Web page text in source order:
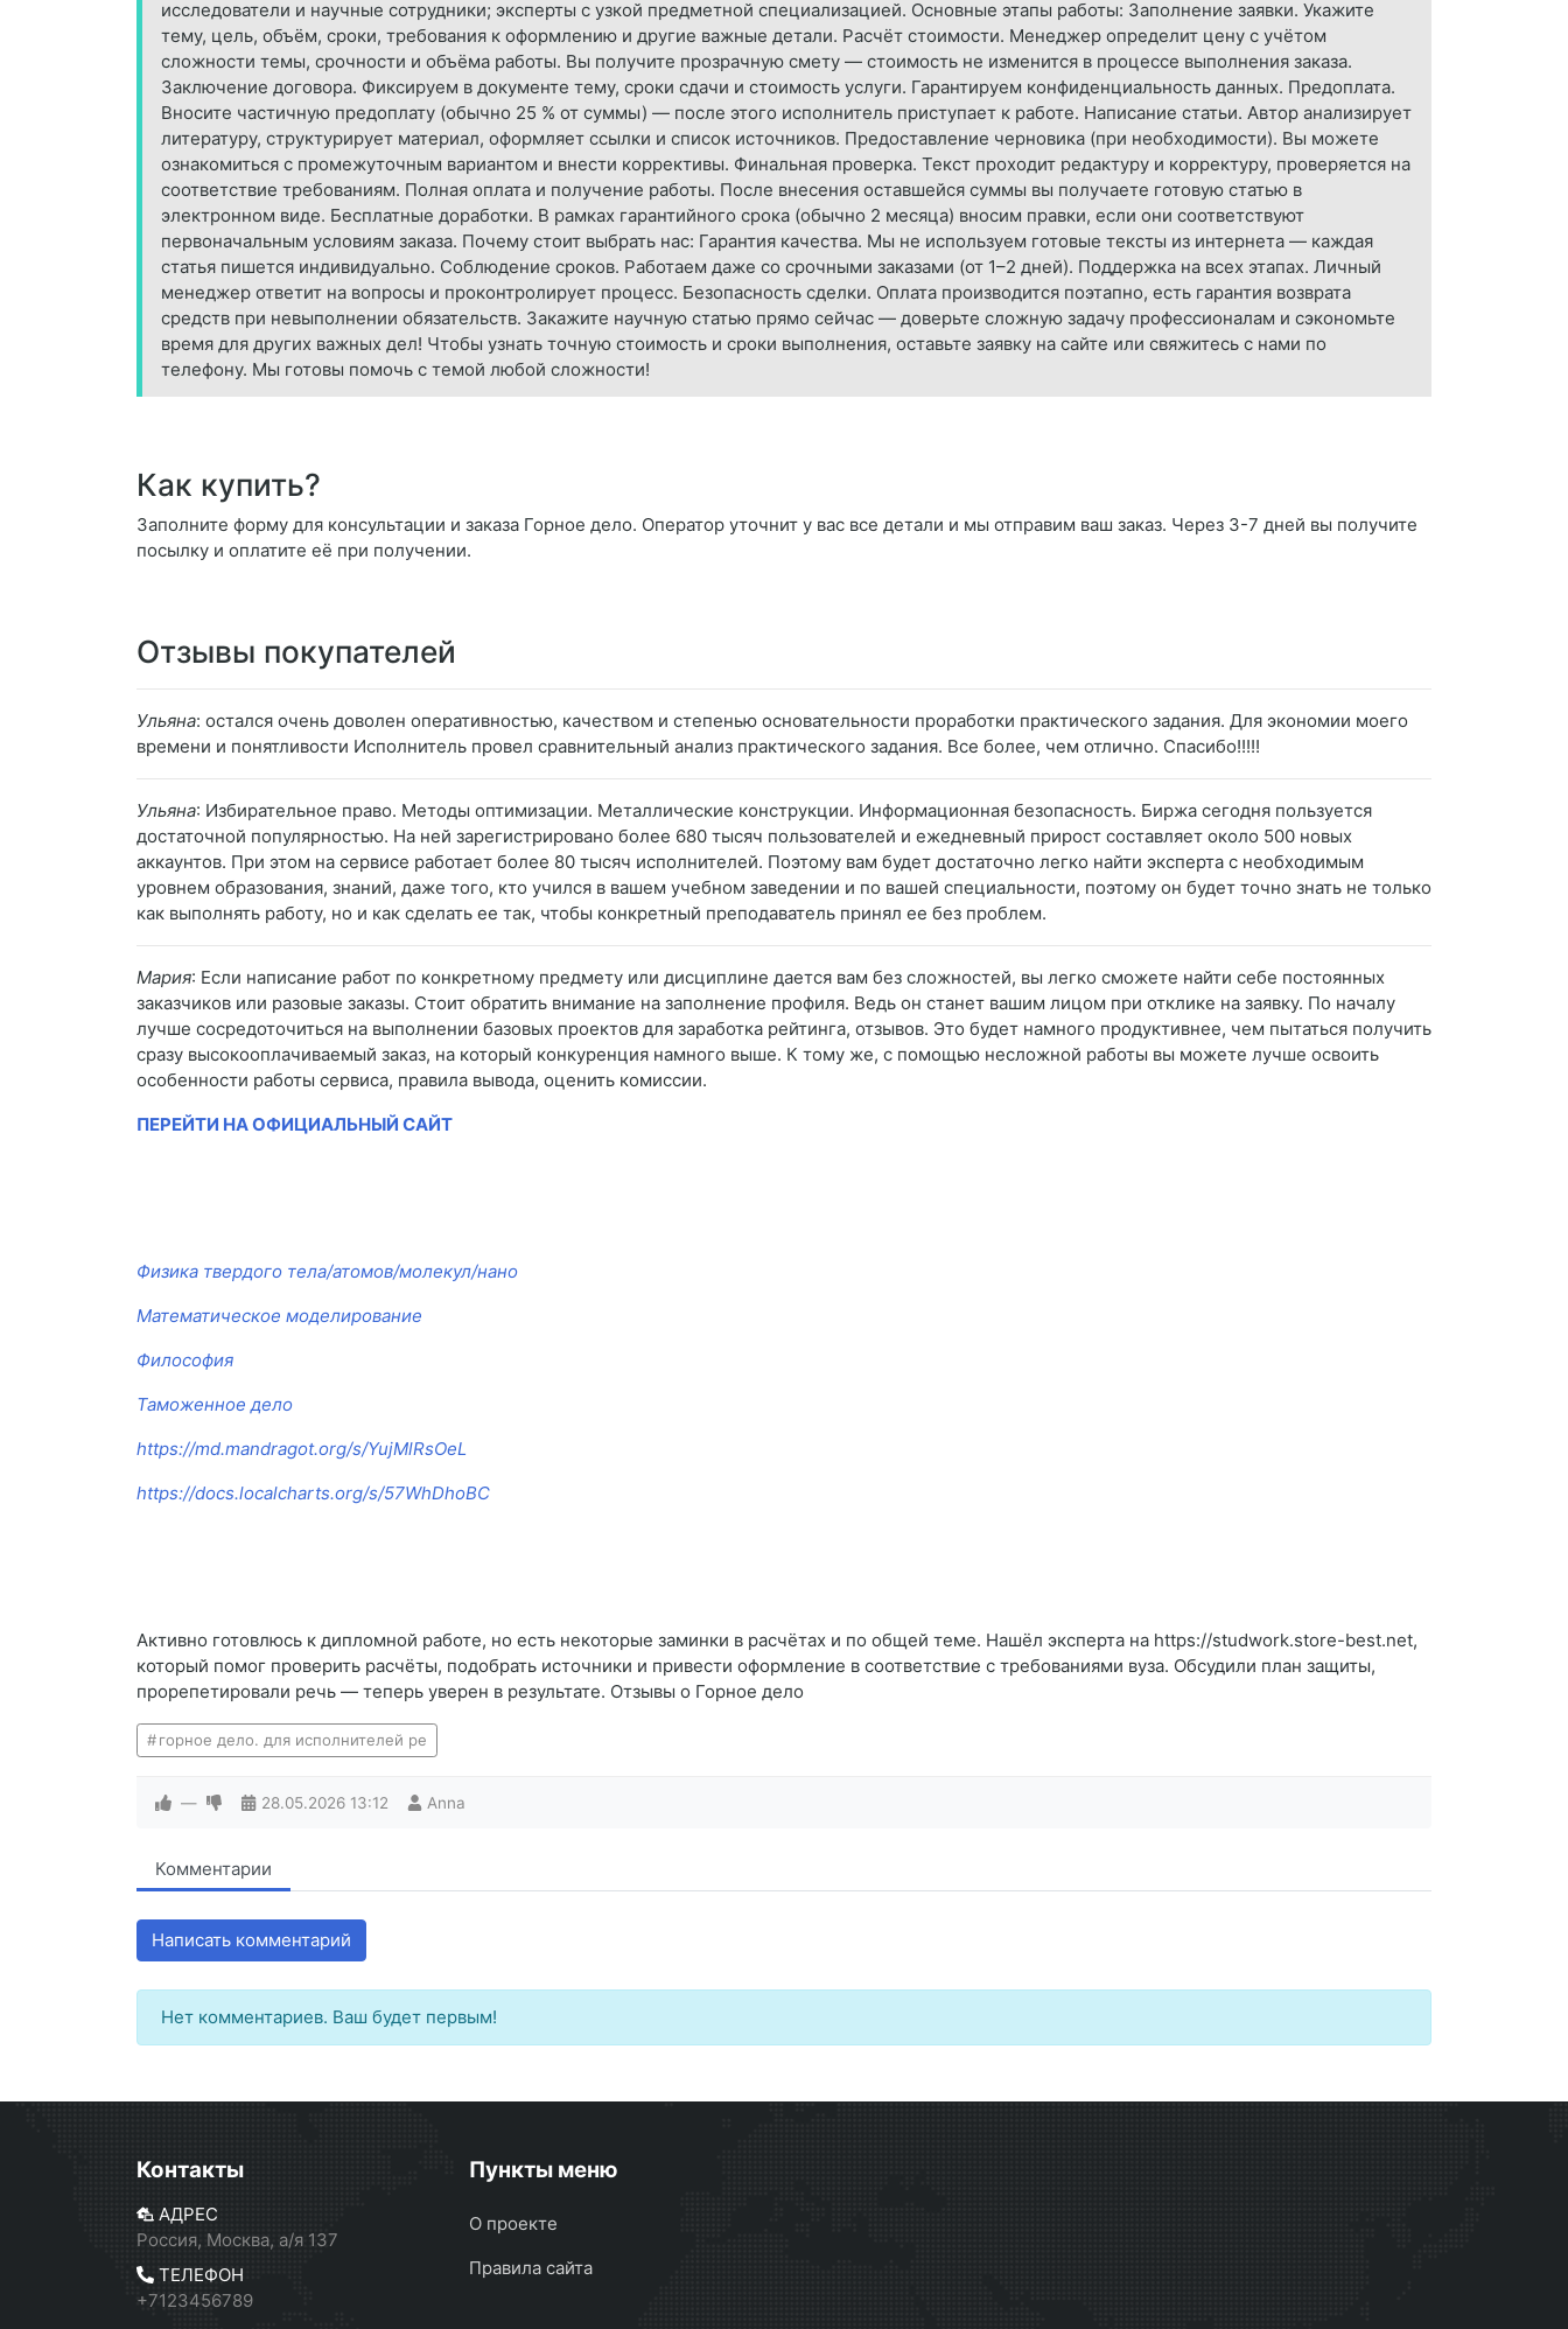
исследователи и научные сотрудники; эксперты с узкой предметной специализацией. Основные этапы работы: Заполнение заявки. Укажите
тему, цель, объём, сроки, требования к оформлению и другие важные детали. Расчёт стоимости. Менеджер определит цену с учётом
сложности темы, срочности и объёма работы. Вы получите прозрачную смету — стоимость не изменится в процессе выполнения заказа.
Заключение договора. Фиксируем в документе тему, сроки сдачи и стоимость услуги. Гарантируем конфиденциальность данных. Предоплата.
Вносите частичную предоплату (обычно 25 % от суммы) — после этого исполнитель приступает к работе. Написание статьи. Автор анализирует
литературу, структурирует материал, оформляет ссылки и список источников. Предоставление черновика (при необходимости). Вы можете
ознакомиться с промежуточным вариантом и внести коррективы. Финальная проверка. Текст проходит редактуру и корректуру, проверяется на
соответствие требованиям. Полная оплата и получение работы. После внесения оставшейся суммы вы получаете готовую статью в
электронном виде. Бесплатные доработки. В рамках гарантийного срока (обычно 2 месяца) вносим правки, если они соответствуют
первоначальным условиям заказа. Почему стоит выбрать нас: Гарантия качества. Мы не используем готовые тексты из интернета — каждая
статья пишется индивидуально. Соблюдение сроков. Работаем даже со срочными заказами (от 1–2 дней). Поддержка на всех этапах. Личный
менеджер ответит на вопросы и проконтролирует процесс. Безопасность сделки. Оплата производится поэтапно, есть гарантия возврата
средств при невыполнении обязательств. Закажите научную статью прямо сейчас — доверьте сложную задачу профессионалам и сэкономьте
время для других важных дел! Чтобы узнать точную стоимость и сроки выполнения, оставьте заявку на сайте или свяжитесь с нами по
телефону. Мы готовы помочь с темой любой сложности!
Как купить?
Заполните форму для консультации и заказа Горное дело. Оператор уточнит у вас все детали и мы отправим ваш заказ. Через 3-7 дней вы получите
посылку и оплатите её при получении.
Отзывы покупателей
Ульяна: остался очень доволен оперативностью, качеством и степенью основательности проработки практического задания. Для экономии моего
времени и понятливости Исполнитель провел сравнительный анализ практического задания. Все более, чем отлично. Спасибо!!!!!
Ульяна: Избирательное право. Методы оптимизации. Металлические конструкции. Информационная безопасность. Биржа сегодня пользуется
достаточной популярностью. На ней зарегистрировано более 680 тысяч пользователей и ежедневный прирост составляет около 500 новых
аккаунтов. При этом на сервисе работает более 80 тысяч исполнителей. Поэтому вам будет достаточно легко найти эксперта с необходимым
уровнем образования, знаний, даже того, кто учился в вашем учебном заведении и по вашей специальности, поэтому он будет точно знать не только
как выполнять работу, но и как сделать ее так, чтобы конкретный преподаватель принял ее без проблем.
Мария: Если написание работ по конкретному предмету или дисциплине дается вам без сложностей, вы легко сможете найти себе постоянных
заказчиков или разовые заказы. Стоит обратить внимание на заполнение профиля. Ведь он станет вашим лицом при отклике на заявку. По началу
лучше сосредоточиться на выполнении базовых проектов для заработка рейтинга, отзывов. Это будет намного продуктивнее, чем пытаться получить
сразу высокооплачиваемый заказ, на который конкуренция намного выше. К тому же, с помощью несложной работы вы можете лучше освоить
особенности работы сервиса, правила вывода, оценить комиссии.
ПЕРЕЙТИ НА ОФИЦИАЛЬНЫЙ САЙТ
Физика твердого тела/атомов/молекул/нано
Математическое моделирование
Философия
Таможенное дело
https://md.mandragot.org/s/YujMlRsOeL
https://docs.localcharts.org/s/57WhDhoBC
Активно готовлюсь к дипломной работе, но есть некоторые заминки в расчётах и по общей теме. Нашёл эксперта на https://studwork.store-best.net,
который помог проверить расчёты, подобрать источники и привести оформление в соответствие с требованиями вуза. Обсудили план защиты,
прорепетировали речь — теперь уверен в результате. Отзывы о Горное дело
горное дело. для исполнителей ре
— 28.05.2026 13:12 Anna
Комментарии
Написать комментарий
Нет комментариев. Ваш будет первым!
Контакты
АДРЕС
Россия, Москва, а/я 137
ТЕЛЕФОН
+7123456789
Пункты меню
О проекте
Правила сайта